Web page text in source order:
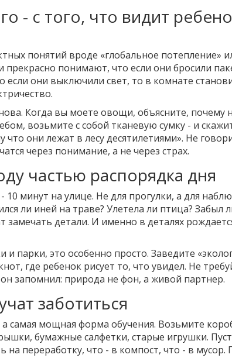
- с того, что видит
понятий вроде «глобальное потепление»
прекрасно понимают, что если они бросили
если они выключили свет, то в комнате
Когда вы моете овощи, объясните, почему
возьмите с собой тканевую сумку - и
они лежат в лесу десятилетиями». Не
через понимание, а не через страх.
частью распорядка дня
10 минут на улице. Не для прогулки, а для
ли иней на траве? Улетела ли птица? Забыл
замечать детали. И именно в деталях
и парки, это особенно просто. Заведите
где ребенок рисует то, что увидел. Не
запомнил: природа не фон, а живой партнер.
заботиться
самая мощная форма обучения. Возьмите
бумажные салфетки, старые игрушки.
на переработку, что - в компост, что - в мусор.